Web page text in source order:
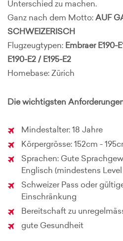
Unterschied zu machen.
Ganz nach dem Motto: AUF
SCHWEIZERISCH
Flugzeugtypen: Embraer E190-
E190-E2 / E195-E2
Homebase: Zürich
Die wichtigsten
Mindestalter: 18 Jahre
Körpergrösse: 152cm -
Sprachen: Gute
Englisch (mindestens Level
Schweizer Pass oder
Einschränkung
Bereitschaft zu
gute Gesundheit